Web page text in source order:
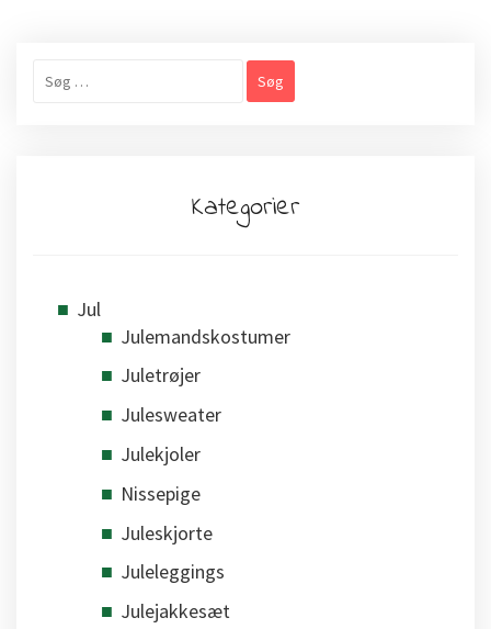
efter:
Kategorier
Jul
Julemandskostumer
Juletrøjer
Julesweater
Julekjoler
Nissepige
Juleskjorte
Juleleggings
Julejakkesæt